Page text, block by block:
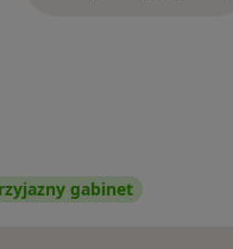
gabinet